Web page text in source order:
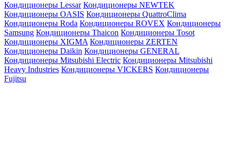
Кондиционеры Lessar Кондиционеры NEWTEK
Кондиционеры OASIS Кондиционеры QuattroClima
Кондиционеры Roda Кондиционеры ROVEX Кондиционеры
Samsung Кондиционеры Thaicon Кондиционеры Tosot
Кондиционеры XIGMA Кондиционеры ZERTEN
Кондиционеры Daikin Кондиционеры GENERAL
Кондиционеры Mitsubishi Electric Кондиционеры Mitsubishi
Heavy Industries Кондиционеры VICKERS Кондиционеры
Fujitsu